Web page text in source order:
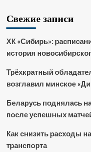
Свежие записи
ХК «Сибирь»:
история
Трёхкратный
возглавил минское
Беларусь поднялась
после успешных
Как снизить расходы
транспорта